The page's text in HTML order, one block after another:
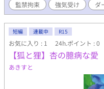
己満足の置き場所としてアル
手書き💯%ではないので期
漁った脳みそ✖️AI 🟰あるある
幸せ🤣
監禁拘束
強気受け ダ
短編 連載中 R15
お気に入り : 1 24h.ポイント : 0
【狐と狸】杏の臆病な愛
あきすと